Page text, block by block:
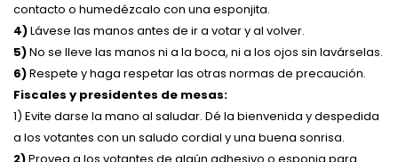
contacto o humedézcalo con una esponjita.
4)Lávese las manos antes de ir a votar y al volver.
5)No se lleve las manos ni a la boca, ni a los ojos sin lavárselas.
6)Respete y haga respetar las otras normas de precaución.
Fiscales y presidentes de mesas:
1) Evite darse la mano al saludar. Dé la bienvenida y despedida
a los votantes con un saludo cordial y una buena sonrisa.